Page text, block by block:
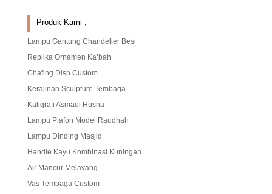
Produk Kami ;
Lampu Gantung Chandelier Besi
Replika Ornamen Ka’bah
Chafing Dish Custom
Kerajinan Sculpture Tembaga
Kaligrafi Asmaul Husna
Lampu Plafon Model Raudhah
Lampu Dinding Masjid
Handle Kayu Kombinasi Kuningan
Air Mancur Melayang
Vas Tembaga Custom